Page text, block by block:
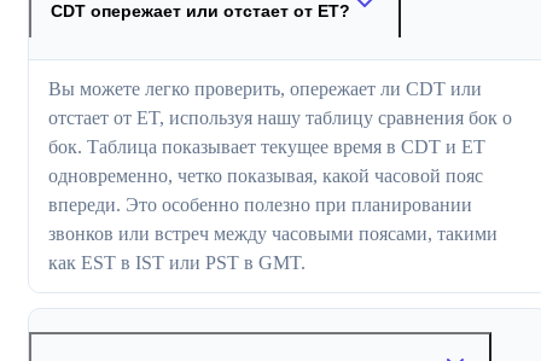
CDT опережает или отстает от ET?
Вы можете легко проверить, опережает ли CDT или
отстает от ET, используя нашу таблицу сравнения бок о
бок. Таблица показывает текущее время в CDT и ET
одновременно, четко показывая, какой часовой пояс
впереди. Это особенно полезно при планировании
звонков или встреч между часовыми поясами, такими
как EST в IST или PST в GMT.